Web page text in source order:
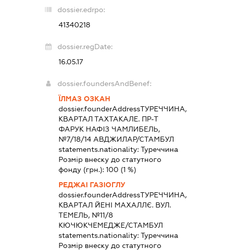
dossier.edrpo:
41340218
dossier.regDate:
16.05.17
dossier.foundersAndBenef:
ЇЛМАЗ ОЗКАН
dossier.founderAddressТУРЕЧЧИНА,
КВАРТАЛ ТАХТАКАЛЕ. ПР-Т
ФАРУК НАФІЗ ЧАМЛИБЕЛЬ,
№7/18/14 АВДЖИЛАР/СТАМБУЛ
statements.nationality:Туреччина
Розмір внеску до статутного
фонду (грн.):100 (1 %)
РЕДЖАІ ГАЗІОГЛУ
dossier.founderAddressТУРЕЧЧИНА,
КВАРТАЛ ЙЕНІ МАХАЛЛЄ. ВУЛ.
ТЕМЕЛЬ, №11/8
КЮЧЮКЧЕМЕДЖЕ/СТАМБУЛ
statements.nationality:Туреччина
Розмір внеску до статутного